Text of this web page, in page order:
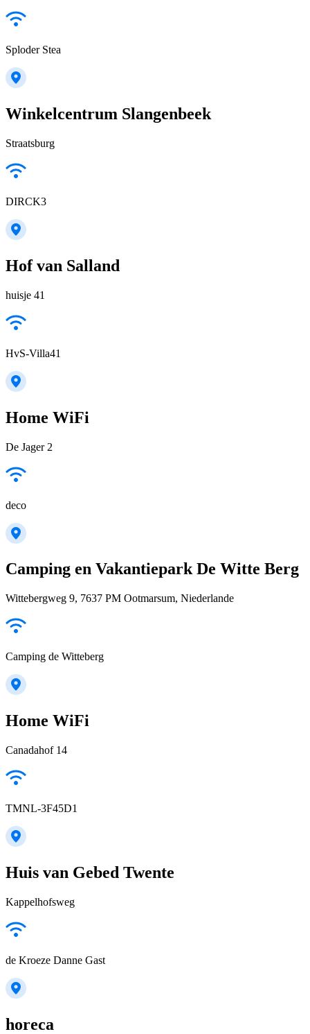
Sploder Stea
Winkelcentrum Slangenbeek
Straatsburg
DIRCK3
Hof van Salland
huisje 41
HvS-Villa41
Home WiFi
De Jager 2
deco
Camping en Vakantiepark De Witte Berg
Wittebergweg 9, 7637 PM Ootmarsum, Niederlande
Camping de Witteberg
Home WiFi
Canadahof 14
TMNL-3F45D1
Huis van Gebed Twente
Kappelhofsweg
de Kroeze Danne Gast
horeca